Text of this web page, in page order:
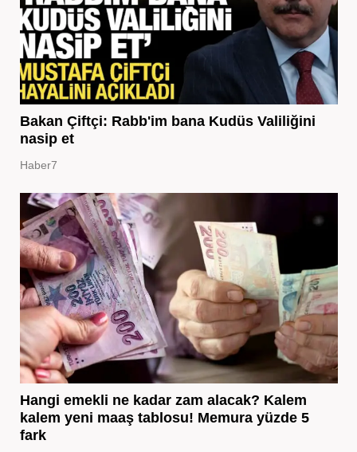
Bakan Çiftçi: Rabb'im bana Kudüs Valiliğini
nasip et
Haber7
Hangi emekli ne kadar zam alacak? Kalem
kalem yeni maaş tablosu! Memura yüzde 5
fark